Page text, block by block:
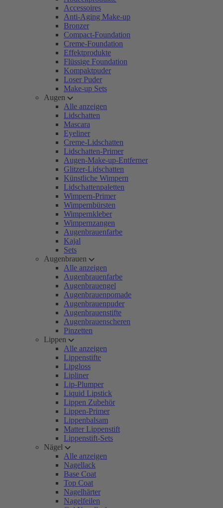
Accessoires
Anti-Aging Make-up
Bronzer
Compact-Foundation
Creme-Foundation
Effektprodukte
Flüssige Foundation
Kompaktpuder
Loser Puder
Make-up Sets
Augen
Alle anzeigen
Lidschatten
Mascara
Eyeliner
Creme-Lidschatten
Lidschatten-Primer
Augen-Make-up-Entferner
Glitzer-Lidschatten
Künstliche Wimpern
Lidschattenpaletten
Wimpern-Primer
Wimpernbürsten
Wimpernkleber
Wimpernzangen
Augenbrauenfarbe
Kajal
Sets
Augenbrauen
Alle anzeigen
Augenbrauenfarbe
Augenbrauengel
Augenbrauenpomade
Augenbrauenpuder
Augenbrauenstifte
Augenbrauenscheren
Pinzetten
Lippen
Alle anzeigen
Lippenstifte
Lipgloss
Lipliner
Lip-Plumper
Liquid Lipstick
Lippen Zubehör
Lippen-Primer
Lippenbalsam
Matter Lippenstift
Lippenstift-Sets
Nägel
Alle anzeigen
Nagellack
Base Coat
Top Coat
Nagelhärter
Nagelfeilen